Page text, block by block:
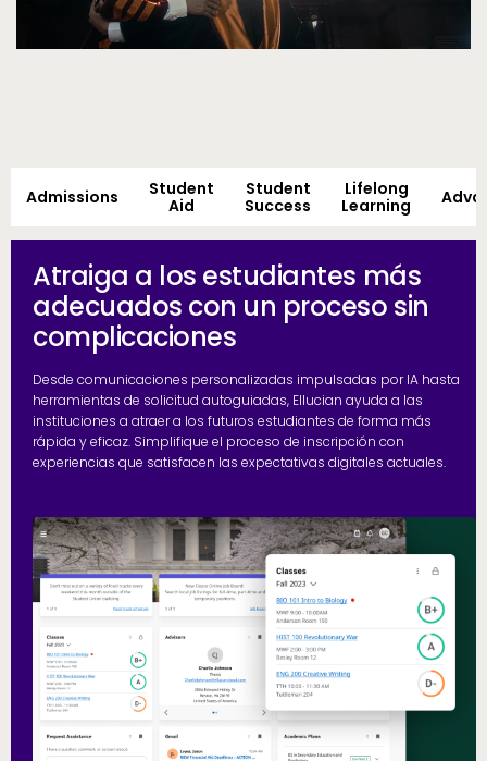
Admissions
Student
Aid
Student
Success
Lifelong
Learning
Atraiga a los estudiantes más
adecuados con un proceso sin
complicaciones
Desde comunicaciones personalizadas impulsadas por IA hasta
herramientas de solicitud autoguiadas, Ellucian ayuda a las
instituciones a atraer a los futuros estudiantes de forma más
rápida y eficaz. Simplifique el proceso de inscripción con
experiencias que satisfacen las expectativas digitales actuales.